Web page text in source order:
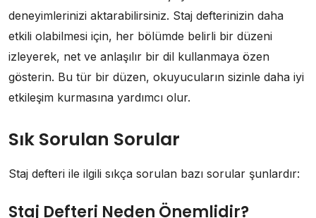
deneyimlerinizi aktarabilirsiniz. Staj defterinizin daha
etkili olabilmesi için, her bölümde belirli bir düzeni
izleyerek, net ve anlaşılır bir dil kullanmaya özen
gösterin. Bu tür bir düzen, okuyucuların sizinle daha iyi
etkileşim kurmasına yardımcı olur.
Sık Sorulan Sorular
Staj defteri ile ilgili sıkça sorulan bazı sorular şunlardır:
Staj Defteri Neden Önemlidir?